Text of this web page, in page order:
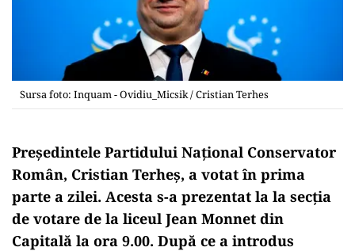
Sursa foto: Inquam - Ovidiu_Micsik / Cristian Terhes
Președintele Partidului Național Conservator
Român, Cristian Terheș, a votat în prima
parte a zilei. Acesta s-a prezentat la la secția
de votare de la liceul Jean Monnet din
Capitală la ora 9.00. După ce a introdus